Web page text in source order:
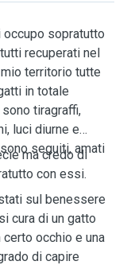
occupo sopratutto
recuperati nel
territorio tutte
in totale
tiragraffi,
luci diurne e
seguiti, amati
ma credo di
con essi.
sul benessere
cura di un gatto
occhio e una
di capire